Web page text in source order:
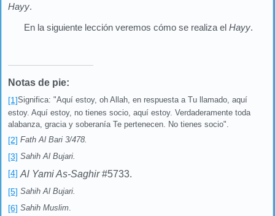
Hayy.
En la siguiente lección veremos cómo se realiza elHayy.
Notas de pie:
[1]Significa: "Aquí estoy, oh Allah, en respuesta a Tu llamado, aquí
estoy. Aquí estoy, no tienes socio, aquí estoy. Verdaderamente toda
alabanza, gracia y soberanía Te pertenecen. No tienes socio".
[2] Fath Al Bari 3/478.
[3] Sahih Al Bujari.
[4] Al Yami As-Saghir#5733.
[5] Sahih Al Bujari.
[6] Sahih Muslim